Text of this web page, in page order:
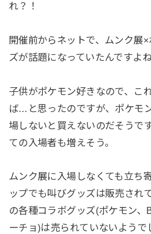
れ？！
開催前からネットで、ムンク展
ズが話題になっていたんですよね
子供がポケモン好きなので、こ
ば…と思ったのですが、ポケモ
場しないと買えないのだそうで
ての入場者も増えそう。
ムンク展に入場しなくても立ち
ップでも叫びグッズは販売され
の各種コラボグッズ(ポケモン
ーチョ)は売られていないよう